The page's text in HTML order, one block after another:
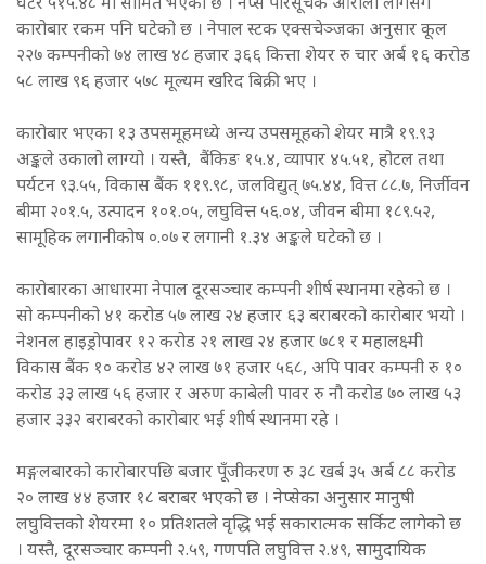
घटेर ५१५.४८ मा सीमित भएको छ । नेप्से परिसूचक ओरालो लागेसँगै
कारोबार रकम पनि घटेको छ । नेपाल स्टक एक्सचेञ्जका अनुसार कूल
२२७ कम्पनीको ७४ लाख ४८ हजार ३६६ कित्ता शेयर रु चार अर्ब १६ करोड
५८ लाख ९६ हजार ५७८ मूल्यम खरिद बिक्री भए ।
कारोबार भएका १३ उपसमूहमध्ये अन्य उपसमूहको शेयर मात्रै १९.९३
अङ्कले उकालो लाग्यो । यस्तै, बैंकिङ १५.४, व्यापार ४५.५१, होटल तथा
पर्यटन ९३.५५, विकास बैंक ११९.९८, जलविद्युत् ७५.४४, वित्त ८८.७, निर्जीवन
बीमा २०१.५, उत्पादन १०१.०५, लघुवित्त ५६.०४, जीवन बीमा १८९.५२,
सामूहिक लगानीकोष ०.०७ र लगानी १.३४ अङ्कले घटेको छ ।
कारोबारका आधारमा नेपाल दूरसञ्चार कम्पनी शीर्ष स्थानमा रहेको छ ।
सो कम्पनीको ४१ करोड ५७ लाख २४ हजार ६३ बराबरको कारोबार भयो ।
नेशनल हाइड्रोपावर १२ करोड २१ लाख २४ हजार ७८१ र महालक्ष्मी
विकास बैंक १० करोड ४२ लाख ७१ हजार ५६८, अपि पावर कम्पनी रु १०
करोड ३३ लाख ५६ हजार र अरुण काबेली पावर रु नौ करोड ७० लाख ५३
हजार ३३२ बराबरको कारोबार भई शीर्ष स्थानमा रहे ।
मङ्गलबारको कारोबारपछि बजार पूँजीकरण रु ३८ खर्ब ३५ अर्ब ८८ करोड
२० लाख ४४ हजार १८ बराबर भएको छ । नेप्सेका अनुसार मानुषी
लघुवित्तको शेयरमा १० प्रतिशतले वृद्धि भई सकारात्मक सर्किट लागेको छ
। यस्तै, दूरसञ्चार कम्पनी २.५९, गणपति लघुवित्त २.४९, सामुदायिक